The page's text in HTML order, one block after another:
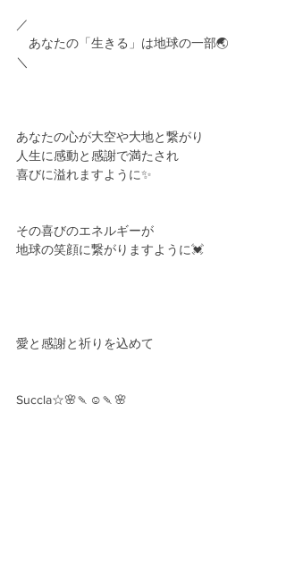
／
あなたの「生きる」は地球の一部🌏
＼
あなたの心が大空や大地と繋がり
人生に感動と感謝で満たされ
喜びに溢れますように✨
その喜びのエネルギーが
地球の笑顔に繋がりますように💓
愛と感謝と祈りを込めて
Succla☆🌸🍡☺️🍡🌸